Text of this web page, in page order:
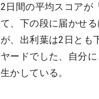
2日間の平均スコアが
て、下の段に届かせ
が、出利葉は2日とも
ヤードでした、自分
生かしている。